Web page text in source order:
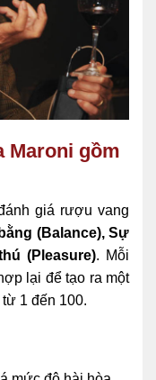
Maroni gồm
giá rượu vang
(Balance), Sự
(Pleasure). Mỗi
lại để tạo ra một
1 đến 100.